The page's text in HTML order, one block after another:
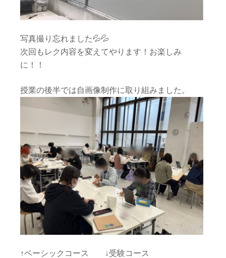
写真撮り忘れました💦💦
次回もレク内容を変えてやります！お楽しみ
に！！
授業の後半では自画像制作に取り組みました。
↑ベーシックコース ↓受験コース